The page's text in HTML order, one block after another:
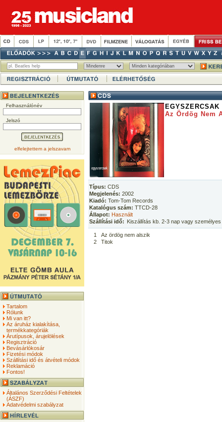
Felhasználónév
Jelszó
elfelejtettem a jelszavam
Tartalom
Rólunk
Mi van itt?
Az áruház kialakítása,
termékkategóriák
Árutípusok, árujelölések
Regisztráció
Bevásárlókosár
Fizetési módok
Szállítási idő és átvételi módok
Reklamáció
Fontos!
Általános Szerződési Feltételek
(ÁSZF)
Adatvédelmi szabályzat
EGYSZERCSAK
Az Ördög Nem
Típus: CDS
Megjelenés: 2002
Kiadó: Tom-Tom Records
Katalógus szám: TTCD-28
Állapot: Használt
Szállítási idő: Kiszállítás kb. 2-3 nap vagy
1
Az ördög nem alszik
2
Titok